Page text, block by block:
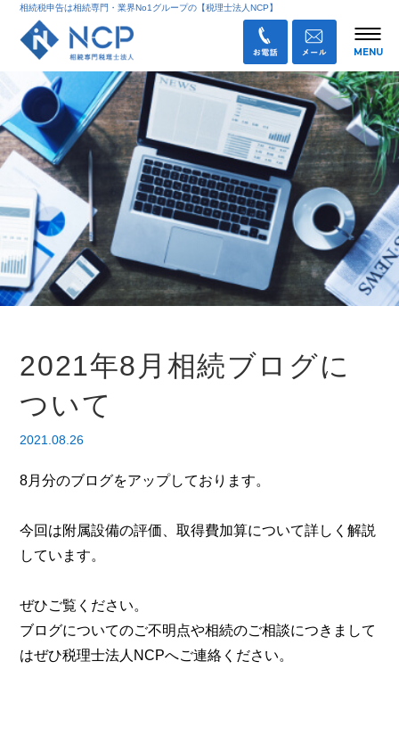
相続税申告は相続専門・業界No1グループの【税理士法人NCP】
2021年8月相続ブログに
ついて
2021.08.26
8月分のブログをアップしております。
今回は附属設備の評価、取得費加算について詳しく解説
しています。
ぜひご覧ください。
ブログについてのご不明点や相続のご相談につきまして
はぜひ税理士法人NCPへご連絡ください。